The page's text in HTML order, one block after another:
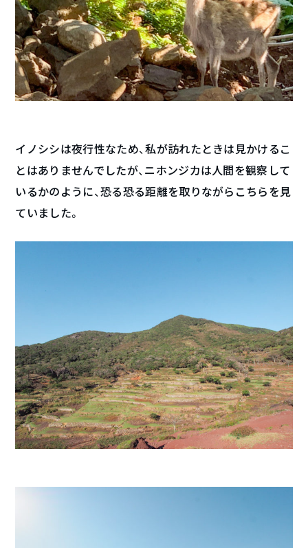
イノシシは夜行性なため、私が訪れたときは見かけるこ
とはありませんでしたが、ニホンジカは人間を観察して
いるかのように、恐る恐る距離を取りながらこちらを見
ていました。